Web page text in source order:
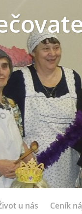
u nás Ceník